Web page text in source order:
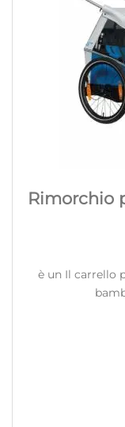
Rimorchio
è un Il carrello